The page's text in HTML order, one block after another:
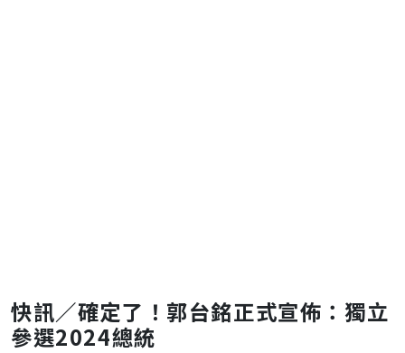
快訊／確定了！郭台銘正式宣佈：獨立
參選2024總統